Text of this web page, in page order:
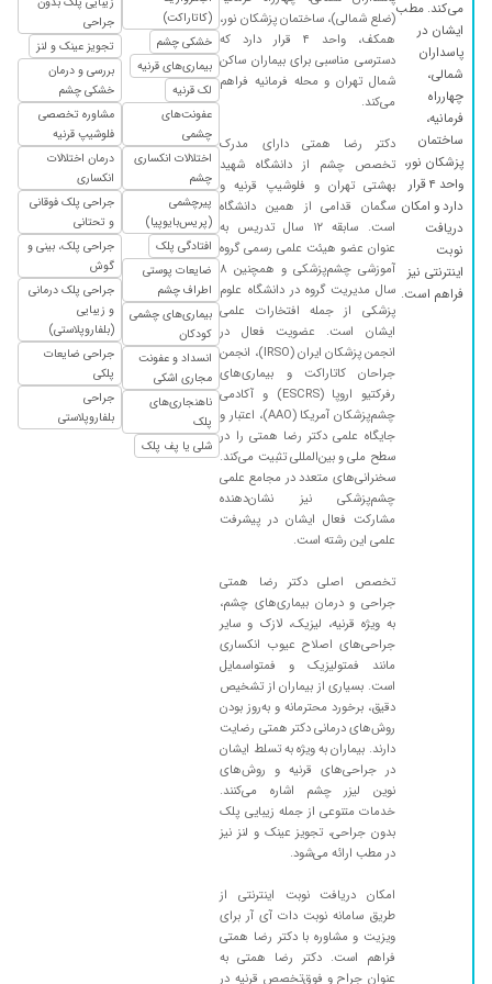
عالی بودن
بابت قوز قرنیه مراجعه کردم دکتر تشخیص لنز دادن
خیلی خوب بود تا الان
۱۴۰۴/۰۶/۰۳
عالی بودند ۱۴۰۴/۰۶/۲۲
خیلی خوب ۱۴۰۰/۱۰/۰۵
کارش عالیه
فوق العاده هستن ۱۴۰۴/۰۷/۱۵
عدم رضایت ۱۴۰۲/۰۶/۲۹
خوب بود ۱۴۰۰/۱۰/۱۹
دکتر خوبی بود و نوبت دهیشون عالی بود ۱۴۰۴/۰۴/۱۸
خشکی چشم فعلا دارو مصرف میکنم ۱۴۰۰/۱۰/۲۹
فعلا در حال درمان پسرم
معاینه در سال ۸۰
سال ۱۳۷۵برا پدرم پیوند قرنیه زدند
عاااالی
عالی هستن
بسیار پزشک خوب ودلسوزی است تشخیصش عالی
برخورد پزشک و تشخیص خیلی خوب بود
خیلی خوب
پیش آقای دکتر عمل لازک انجام دادم و خیلی راضی
هستم خدا بهشون سلامتی و طول عمر باعزت بده
قرنیه چشم
تازه رفتم فعلا نمیتوانم نظری بدهم
عالی هستن
دکتر بسیا با صبر حوصله و کاربلد
عمل لازم انجام دادم و نتیجه عالی بود
عالی کار بلد
خراش قرنیه
بسیار دکتر
می‌کند. مطب
ایشان در
پاسداران
شمالی،
چهارراه
فرمانیه،
ساختمان
پزشکان نور،
واحد ۴ قرار
دارد و امکان
دریافت
نوبت
اینترنتی نیز
فراهم است.
(ضلع شمالی)، ساختمان پزشکان نور،
همکف، واحد ۴ قرار دارد که
دسترسی مناسبی برای بیماران ساکن
شمال تهران و محله فرمانیه فراهم
می‌کند.
دکتر رضا همتی دارای مدرک
تخصص چشم از دانشگاه شهید
بهشتی تهران و فلوشیپ قرنیه و
سگمان قدامی از همین دانشگاه
است. سابقه ۱۲ سال تدریس به
عنوان عضو هیئت علمی رسمی گروه
آموزشی چشم‌پزشکی و همچنین ۸
سال مدیریت گروه در دانشگاه علوم
پزشکی از جمله افتخارات علمی
ایشان است. عضویت فعال در
انجمن پزشکان ایران (IRSO)، انجمن
جراحان کاتاراکت و بیماری‌های
رفرکتیو اروپا (ESCRS) و آکادمی
چشم‌پزشکان آمریکا (AAO)، اعتبار و
جایگاه علمی دکتر رضا همتی را در
سطح ملی و بین‌المللی تثبیت می‌کند.
سخنرانی‌های متعدد در مجامع علمی
چشم‌پزشکی نیز نشان‌دهنده
مشارکت فعال ایشان در پیشرفت
علمی این رشته است.
تخصص اصلی دکتر رضا همتی
جراحی و درمان بیماری‌های چشم،
به ویژه قرنیه، لیزیک، لازک و سایر
جراحی‌های اصلاح عیوب انکساری
مانند فمتولیزیک و فمتواسمایل
است. بسیاری از بیماران از تشخیص
دقیق، برخورد محترمانه و به‌روز بودن
روش‌های درمانی دکتر همتی رضایت
دارند. بیماران به ویژه به تسلط ایشان
در جراحی‌های قرنیه و روش‌های
نوین لیزر چشم اشاره می‌کنند.
خدمات متنوعی از جمله زیبایی پلک
بدون جراحی، تجویز عینک و لنز نیز
در مطب ارائه می‌شود.
امکان دریافت نوبت اینترنتی از
طریق سامانه نوبت دات آی آر برای
ویزیت و مشاوره با دکتر رضا همتی
فراهم است. دکتر رضا همتی به
عنوان جراح و فوق‌تخصص قرنیه در
(کاتاراکت)
خشکی چشم
بیماری‌های قرنیه
لک قرنیه
عفونت‌های
چشمی
اختلالات انکساری
چشم
پیرچشمی
(پریس‌بایوپیا)
افتادگی پلک
ضایعات پوستی
اطراف چشم
بیماری‌های چشمی
کودکان
انسداد و عفونت
مجاری اشکی
ناهنجاری‌های
پلک
شلی یا پف پلک
جراحی
تجویز عینک و لنز
بررسی و درمان
خشکی چشم
مشاوره تخصصی
فلوشیپ قرنیه
درمان اختلالات
انکساری
جراحی پلک فوقانی
و تحتانی
جراحی پلک، بینی و
گوش
جراحی پلک درمانی
و زیبایی
(بلفاروپلاستی)
جراحی ضایعات
پلکی
جراحی
بلفاروپلاستی